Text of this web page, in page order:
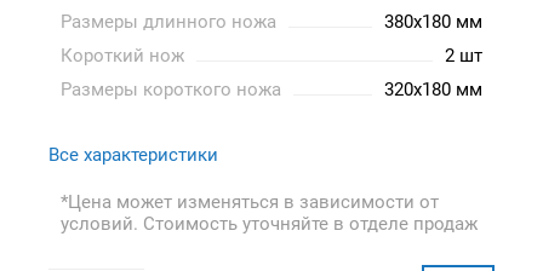
Размеры длинного ножа
380x180 мм
Короткий нож
2 шт
Размеры короткого ножа
320x180 мм
Все характеристики
*Цена может изменяться в зависимости от
условий. Стоимость уточняйте в отделе продаж